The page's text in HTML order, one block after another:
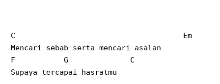
C Em
Mencari sebab serta mencari asalan
F G C
Supaya tercapai hasratmu